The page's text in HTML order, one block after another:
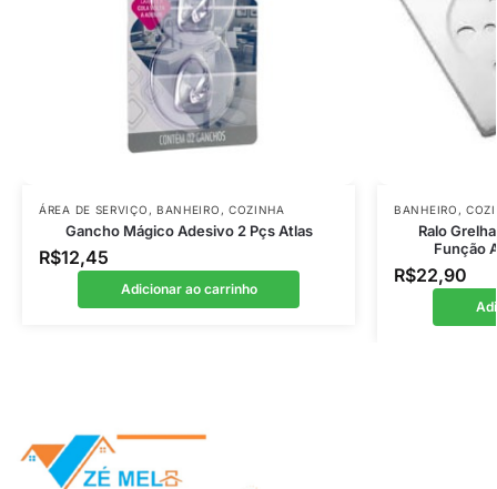
ÁREA DE SERVIÇO , BANHEIRO , COZINHA
Gancho Mágico Adesivo 2 Pçs Atlas
R$12,45
Adicionar ao carrinho
BANHEIRO ,
Ralo
Função
R$22,90